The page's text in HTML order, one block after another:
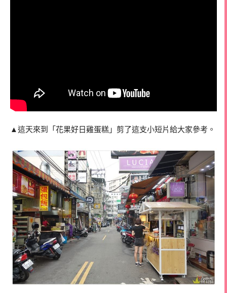
▲這天來到「花果好日雞蛋糕」剪了這支小短片給大家參考。